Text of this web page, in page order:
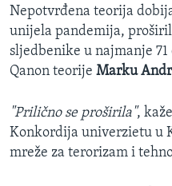
Nepotvrđena teorija
unijela pandemija,
sljedbenike u najmanje
Qanon teorije Marku
"Prilično se proširila",
Konkordija univerzietu u
mreže za terorizam i